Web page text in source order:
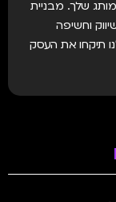
שלך. מבניית
וחשיפה
תיקחו את העסק